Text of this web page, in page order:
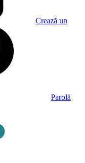
Crează un
Parolă